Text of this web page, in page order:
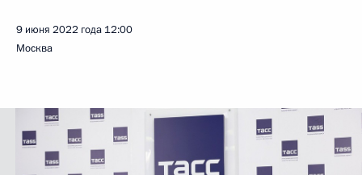
9 июня 2022 года 12:00
Москва